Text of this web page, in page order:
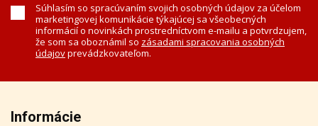
Súhlasím so spracúvaním svojich osobných údajov za účelom
marketingovej komunikácie týkajúcej sa všeobecných
informácií o novinkách prostredníctvom e-mailu a potvrdzujem,
že som sa oboznámil so zásadami spracovania osobných
údajovprevádzkovateľom.
Informácie